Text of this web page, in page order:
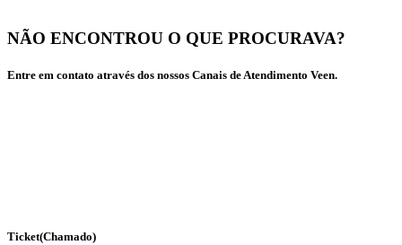
NÃO ENCONTROU O QUE PROCURAVA?
Entre em contato através dos nossos Canais de Atendimento Veen.
Ticket(Chamado)